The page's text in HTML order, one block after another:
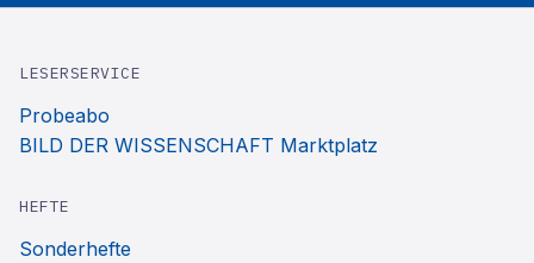
LESERSERVICE
Probeabo
BILD DER WISSENSCHAFT Marktplatz
HEFTE
Sonderhefte